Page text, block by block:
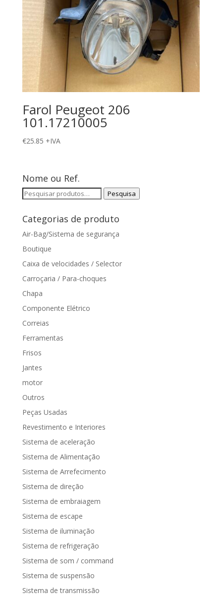
Farol Peugeot 206
101.17210005
€25.85 +IVA
Nome ou Ref.
Pesquisar
Pesquisa
Categorias de produto
Air-Bag/Sistema de segurança
Boutique
Caixa de velocidades / Selector
Carroçaria / Para-choques
Chapa
Componente Elétrico
Correias
Ferramentas
Frisos
Jantes
motor
Outros
Peças Usadas
Revestimento e Interiores
Sistema de aceleração
Sistema de Alimentação
Sistema de Arrefecimento
Sistema de direção
Sistema de embraiagem
Sistema de escape
Sistema de iluminação
Sistema de refrigeração
Sistema de som / command
Sistema de suspensão
Sistema de transmissão